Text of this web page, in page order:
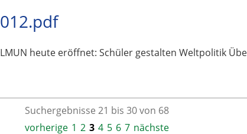
heute eröffnet: Schüler gestalten Weltpolitik
Suchergebnisse 21 bis 30 von 68
vorherige 1 2 3 4 5 6 7 nächste